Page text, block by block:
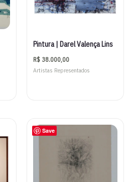
Pintura | Darel Valença Lins
R$ 38.000,00
Artistas Representados
Save